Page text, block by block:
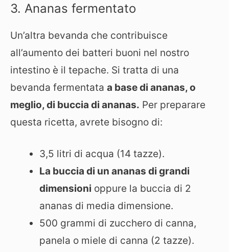
3. Ananas fermentato
Un’altra bevanda che contribuisce
all’aumento dei batteri buoni nel nostro
intestino è il tepache. Si tratta di una
bevanda fermentata a base di ananas, o
meglio, di buccia di ananas. Per preparare
questa ricetta, avrete bisogno di:
3,5 litri di acqua (14 tazze).
La buccia di un ananas di grandi
dimensioni oppure la buccia di 2
ananas di media dimensione.
500 grammi di zucchero di canna,
panela o miele di canna (2 tazze).